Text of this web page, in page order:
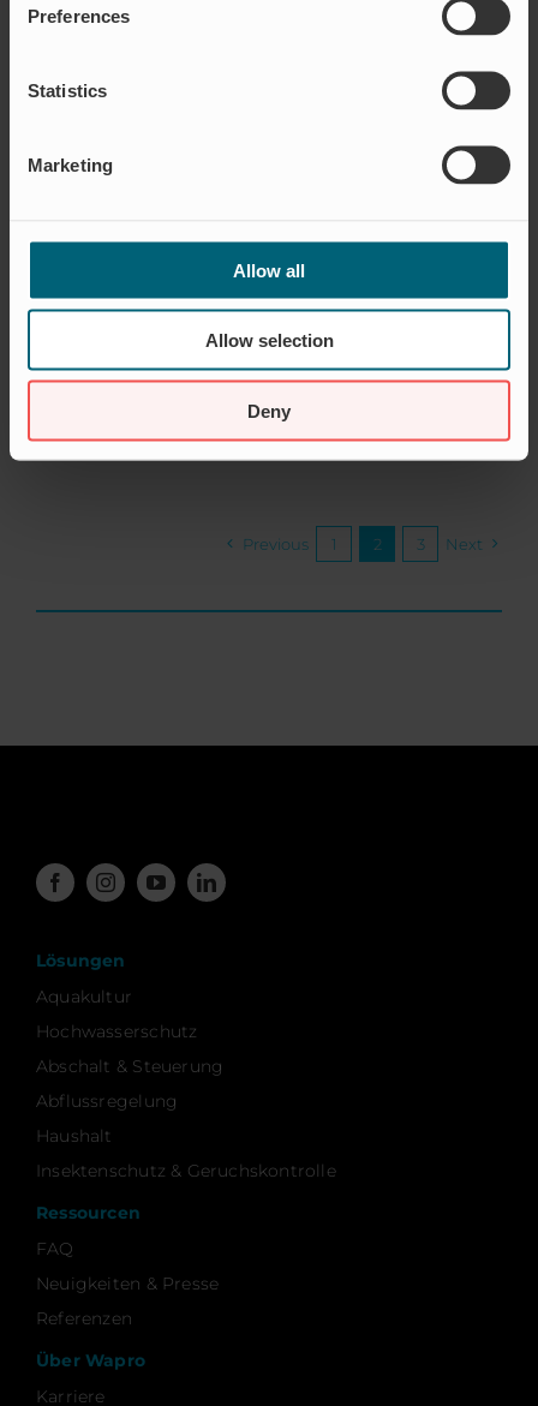
Preferences
Statistics
Marketing
Allow all
Allow selection
Deny
Die Installation von WaStop an einem Fallrohr
Regenwassersystem eindringt, selbst bei
verhindert. Regenwasser kann weiterhin in den
Eine äußerst erfolgreiche Lösung, die seit ihrer
Installation viele Häuser und Menschen vor
Ereignissen wie dem von 2010 geschützt hat.
Previous 1 2 3 Next
Lösungen
Aquakultur
Hochwasserschutz
Abschalt & Steuerung
Abflussregelung
Haushalt
Insektenschutz & Geruchskontrolle
Ressourcen
FAQ
Neuigkeiten & Presse
Referenzen
Über Wapro
Karriere